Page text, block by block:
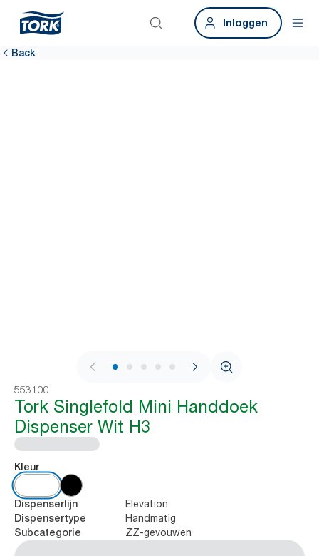
Inloggen
Back
1 / 9
553100
Tork Singlefold Mini Handdoek
Dispenser Wit H3
Kleur
Dispenserlijn Elevation
Dispensertype Handmatig
Subcategorie ZZ-gevouwen